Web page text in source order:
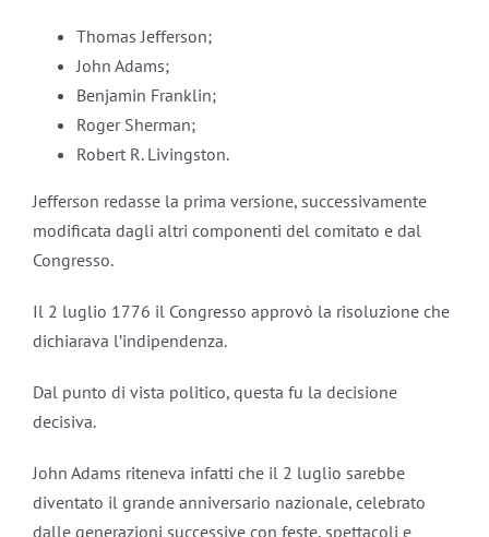
Thomas Jefferson;
John Adams;
Benjamin Franklin;
Roger Sherman;
Robert R. Livingston.
Jefferson redasse la prima versione, successivamente
modificata dagli altri componenti del comitato e dal
Congresso.
Il 2 luglio 1776 il Congresso approvò la risoluzione che
dichiarava l’indipendenza.
Dal punto di vista politico, questa fu la decisione
decisiva.
John Adams riteneva infatti che il 2 luglio sarebbe
diventato il grande anniversario nazionale, celebrato
dalle generazioni successive con feste, spettacoli e